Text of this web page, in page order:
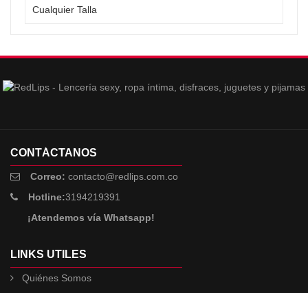
CONTÁCTANOS
Correo: contacto@redlips.com.co
Hotline:3194219391
¡Atendemos vía Whatsapp!
LINKS UTILES
Quiénes Somos